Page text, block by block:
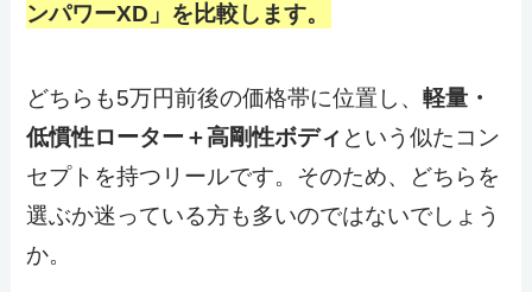
ンパワーXD」を比較します。
どちらも5万円前後の価格帯に位置し、軽量・
低慣性ローター＋高剛性ボディ という似たコン
セプトを持つリールです。そのため、どちらを
選ぶか迷っている方も多いのではないでしょう
か。